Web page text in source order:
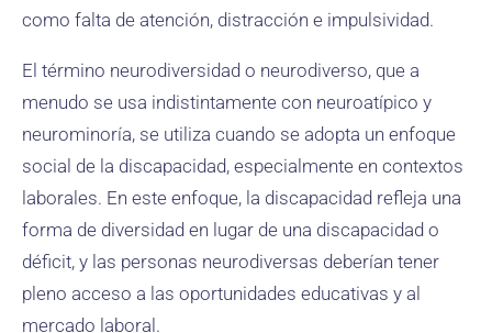
como falta de atención, distracción e impulsividad.
El término neurodiversidad o neurodiverso, que a
menudo se usa indistintamente con neuroatípico y
neurominoría, se utiliza cuando se adopta un enfoque
social de la discapacidad, especialmente en contextos
laborales. En este enfoque, la discapacidad refleja una
forma de diversidad en lugar de una discapacidad o
déficit, y las personas neurodiversas deberían tener
pleno acceso a las oportunidades educativas y al
mercado laboral.